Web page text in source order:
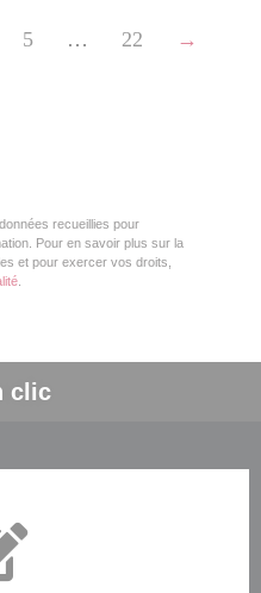
5 … 22 →
recueillies pour
Pour en savoir plus sur la
et pour exercer vos droits,
clic